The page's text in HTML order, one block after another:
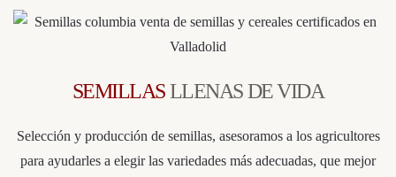
SEMILLASLLENAS DE VIDA
Selección y producción de semillas, asesoramos a los agricultores
para ayudarles a elegir las variedades más adecuadas, que mejor